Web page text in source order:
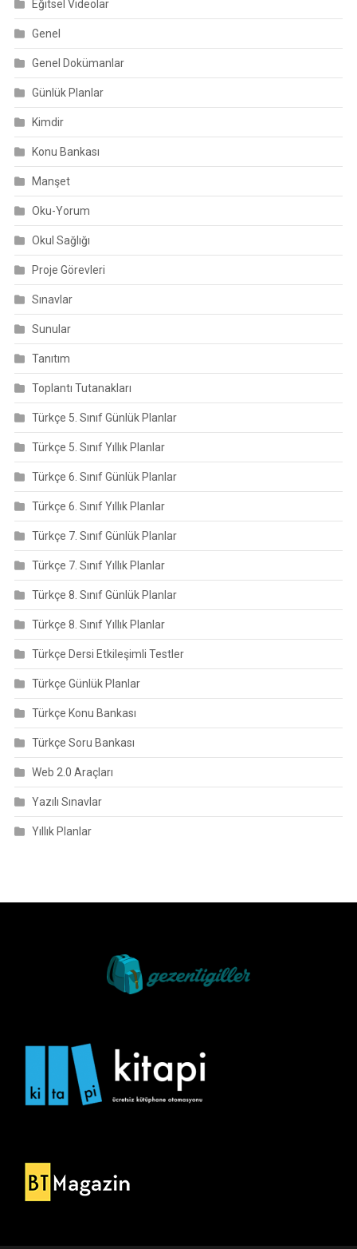
Eğitsel Videolar
Genel
Genel Dokümanlar
Günlük Planlar
Kimdir
Konu Bankası
Manşet
Oku-Yorum
Okul Sağlığı
Proje Görevleri
Sınavlar
Sunular
Tanıtım
Toplantı Tutanakları
Türkçe 5. Sınıf Günlük Planlar
Türkçe 5. Sınıf Yıllık Planlar
Türkçe 6. Sınıf Günlük Planlar
Türkçe 6. Sınıf Yıllık Planlar
Türkçe 7. Sınıf Günlük Planlar
Türkçe 7. Sınıf Yıllık Planlar
Türkçe 8. Sınıf Günlük Planlar
Türkçe 8. Sınıf Yıllık Planlar
Türkçe Dersi Etkileşimli Testler
Türkçe Günlük Planlar
Türkçe Konu Bankası
Türkçe Soru Bankası
Web 2.0 Araçları
Yazılı Sınavlar
Yıllık Planlar